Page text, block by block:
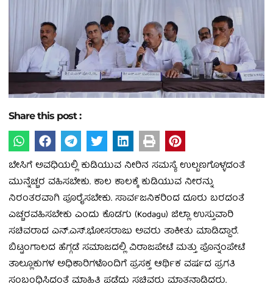
Share this post :
ಬೇಸಿಗೆ ಅವಧಿಯಲ್ಲಿ ಕುಡಿಯುವ ನೀರಿನ ಸಮಸ್ಯೆ ಉಲ್ಬಣಗೊಳ್ಳದಂತೆ
ಮುನ್ನೆಚ್ಚರ ವಹಿಸಬೇಕು. ಕಾಲ ಕಾಲಕ್ಕೆ ಕುಡಿಯುವ ನೀರನ್ನು
ನಿರಂತರವಾಗಿ ಪೂರೈಸಬೇಕು. ಸಾರ್ವಜನಿಕರಿಂದ ದೂರು ಬರದಂತೆ
ಎಚ್ಚರವಹಿಸಬೇಕು ಎಂದು ಕೊಡಗು (Kodagu) ಜಿಲ್ಲಾ ಉಸ್ತುವಾರಿ
ಸಚಿವರಾದ ಎನ್.ಎಸ್.ಭೋಸರಾಜು ಅವರು ತಾಕೀತು ಮಾಡಿದ್ದಾರೆ.
ಬಿಟ್ಟಂಗಾಲದ ಹೆಗ್ಗಡೆ ಸಮಾಜದಲ್ಲಿ ವಿರಾಜಪೇಟೆ ಮತ್ತು ಪೊನ್ನಂಪೇಟೆ
ತಾಲ್ಲೂಕುಗಳ ಅಧಿಕಾರಿಗಳೊಂದಿಗೆ ಪ್ರಸಕ್ತ ಆರ್ಥಿಕ ವರ್ಷದ ಪ್ರಗತಿ
ಸಂಬಂಧಿಸಿದಂತೆ ಮಾಹಿತಿ ಪಡೆದು ಸಚಿವರು ಮಾತನಾಡಿದರು.